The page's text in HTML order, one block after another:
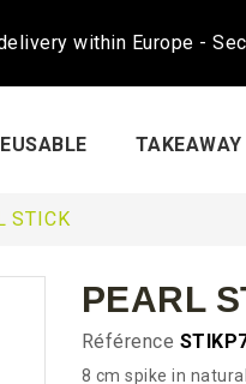
within Europe -
TAKEAWAY
STICK
PEARL
Référence
8 cm spike in